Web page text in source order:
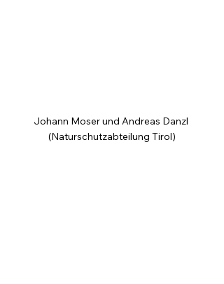
Johann Moser und Andreas Danzl
(Naturschutzabteilung Tirol)